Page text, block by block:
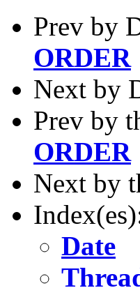
Prev by
ORDER
Next by
Prev by
ORDER
Next by
Date